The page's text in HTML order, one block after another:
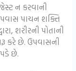
ન કરવાની
પાચન શક્તિ
શરીરની પોતાની
કરે છે. ઉપવાસની
છે.